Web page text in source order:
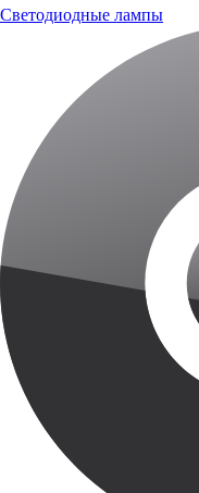
Светодиодные лампы